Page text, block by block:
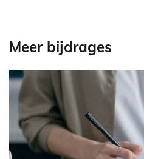
Meer bijdrages